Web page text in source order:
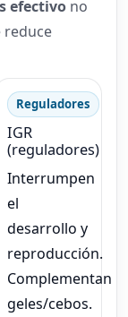
efectivo no
reduce
Reguladores
IGR
(reguladores)
Interrumpen
el
desarrollo y
reproducción.
Complementan
geles/cebos.